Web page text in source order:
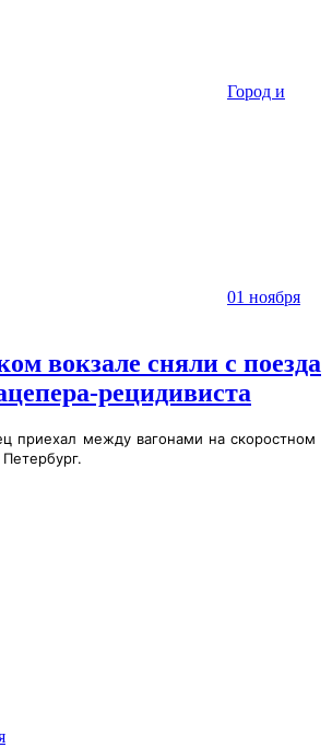
Город и
01 ноября
вокзале сняли с поезда
рецидивиста
приехал между вагонами на скоростном